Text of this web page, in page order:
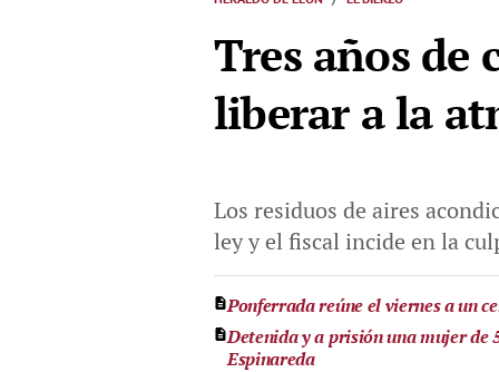
Tres años de
liberar a la
Los residuos de aires
ley y el fiscal incide en la
Ponferrada reúne el viernes a un
Detenida y a prisión una mujer de
Espinareda